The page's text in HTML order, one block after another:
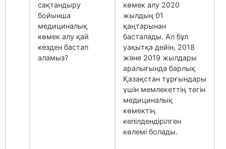
сақтандыру
бойынша
медициналық
көмек алу қай
кезден бастап
аламыз?
көмек алу 2020
жылдың 01
қаңтарынан
басталады. Ал бұл
уақытқа дейін, 2018
және 2019 жылдары
аралығында барлық
Қазақстан тұрғындары
үшін мемлекеттің тегін
медициналық
көмектің
кепілдендірілген
көлемі болады.